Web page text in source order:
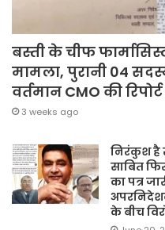
बस्ती के चीफ
मामला, पुरानी 04
वर्तमान CMO की
3 weeks ago
निरंकुश है
साबित
का पत्र
के बीच